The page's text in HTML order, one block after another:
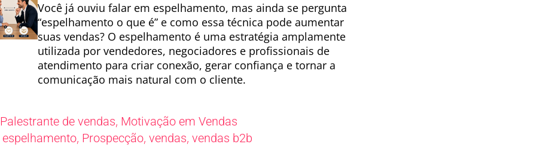
Você já ouviu falar em espelhamento, mas ainda se pergunta
“espelhamento o que é” e como essa técnica pode aumentar
suas vendas? O espelhamento é uma estratégia amplamente
utilizada por vendedores, negociadores e profissionais de
atendimento para criar conexão, gerar confiança e tornar a
comunicação mais natural com o cliente.
Palestrante de vendas, Motivação em Vendas
espelhamento, Prospecção, vendas, vendas b2b